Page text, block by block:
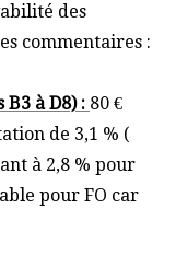
des
commentaires :
à D8) : 80 €
de 3,1 % (
à 2,8 % pour
pour FO car